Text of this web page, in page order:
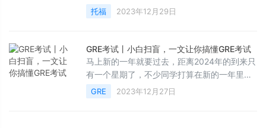
选创作计划”。我们诚挚邀请广大同学，分享你
的备考经历和申请经验，
鲜出炉的机考SAT？你是不是从改革前的3篇托
福阅读一直战斗到改革后的2篇阅读？你是不是
写申请文书绞尽脑汁？作为2023年最后一篇推
文，我们希望带给大家更多轻松和快乐，带给
大家更多好运和福气，感谢大家在这不平凡的
2023年，见证超牛模考网的上线，陪伴我们一
路成长。如果说20
托福 2023年12月29日
GRE考试丨小白扫盲，一文让你搞懂GRE考试
马上新的一年就要过去，距离2024年的到来只
有一个星期了，不少同学打算在新的一年里开
始准备GRE考试，这其中就有不少小白同学加
入。考GRE首先要了解它的考试内容，这样才
GRE 2023年12月27日